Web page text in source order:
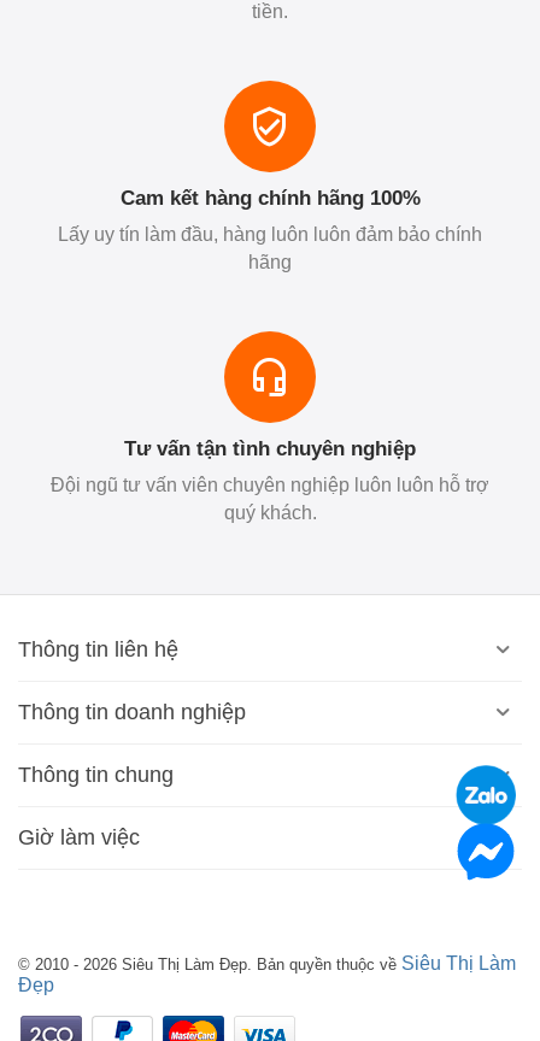
tiền.
Cam kết hàng chính hãng 100%
Lấy uy tín làm đầu, hàng luôn luôn đảm bảo chính
hãng
Tư vấn tận tình chuyên nghiệp
Đội ngũ tư vấn viên chuyên nghiệp luôn luôn hỗ trợ
quý khách.
Thông tin liên hệ
Thông tin doanh nghiệp
Thông tin chung
Giờ làm việc
© 2010 - 2026 Siêu Thị Làm Đẹp. Bản quyền thuộc về Siêu Thị Làm
Đẹp